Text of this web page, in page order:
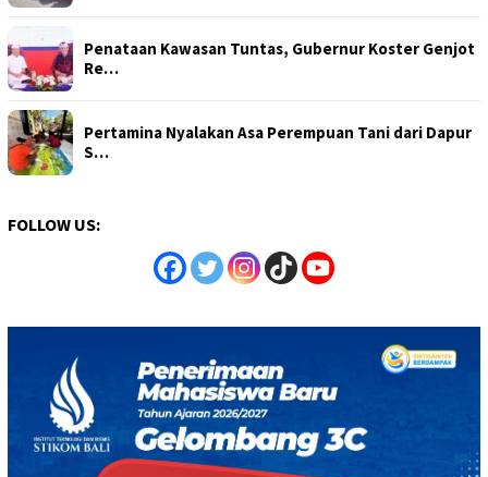
Penataan Kawasan Tuntas, Gubernur Koster Genjot
Re…
Pertamina Nyalakan Asa Perempuan Tani dari Dapur
S…
FOLLOW US: